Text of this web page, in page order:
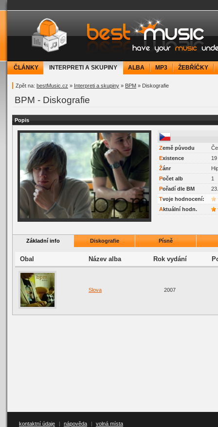
bestMusic.cz - Have your music under
ČLÁNKY INTERPRETI A SKUPINY ALBA MP3 ŽEBŘÍČKY
Zpět na: bestMusic.cz » Interpreti a skupiny » BPM » Diskografie
BPM - Diskografie
Popis
Země původu
Existence
Žánr
Počet alb
1
Pořadí dle BM
23.
Tvoje hodnocení:
Aktuální hodn.
Základní info Diskografie Písně
Obal Název alba Rok vydání
Slova 2007
kontaktní údaje | nápověda | volná místa